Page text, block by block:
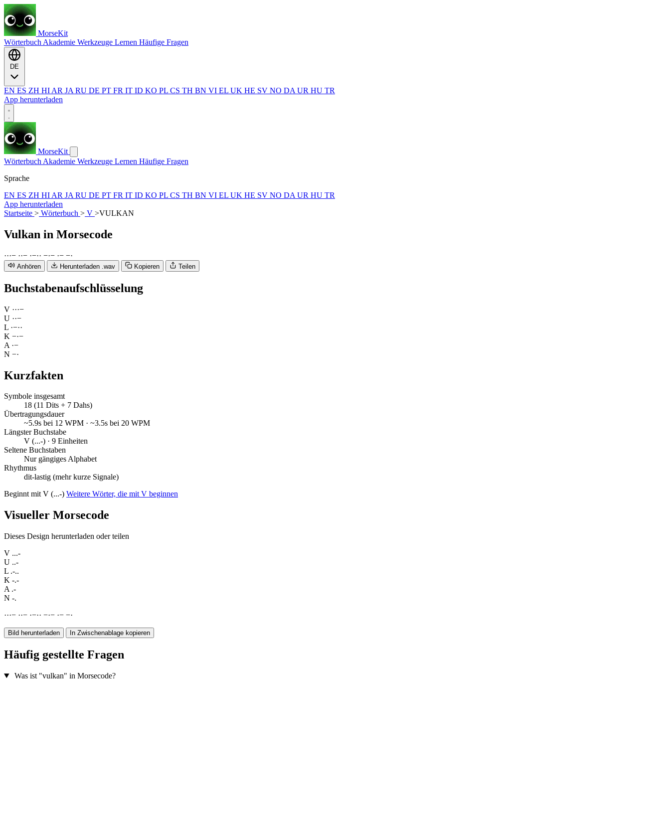
MorseKit
Wörterbuch Akademie Werkzeuge Lernen Häufige Fragen
EN ES ZH HI AR JA RU DE PT FR IT ID KO PL CS TH BN VI EL UK HE SV NO DA UR HU TR
App herunterladen
MorseKit
Wörterbuch Akademie Werkzeuge Lernen Häufige Fragen
Sprache
EN ES ZH HI AR JA RU DE PT FR IT ID KO PL CS TH BN VI EL UK HE SV NO DA UR HU TR
App herunterladen
Startseite > Wörterbuch > V >VULKAN
Vulkan in Morsecode
···− ··− ·−·· −·− ·− −·
Anhören Herunterladen .wav Kopieren Teilen
Buchstabenaufschlüsselung
V ···−
U ··−
L ·−··
K −·−
A ·−
N −·
Kurzfakten
Symbole insgesamt
18 (11 Dits + 7 Dahs)
Übertragungsdauer
~5.9s bei 12 WPM · ~3.5s bei 20 WPM
Längster Buchstabe
V (...-) · 9 Einheiten
Seltene Buchstaben
Nur gängiges Alphabet
Rhythmus
dit-lastig (mehr kurze Signale)
Beginnt mit V (...-) Weitere Wörter, die mit V beginnen
Visueller Morsecode
Dieses Design herunterladen oder teilen
V ...-
U ..-
L .-..
K -.-
A .-
N -.
···− ··− ·−·· −·− ·− −·
Bild herunterladen In Zwischenablage kopieren
Häufig gestellte Fragen
Was ist "vulkan" in Morsecode?